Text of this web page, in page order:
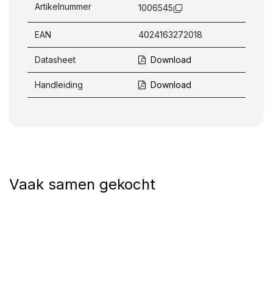
Artikelnummer 1006545
EAN 4024163272018
Datasheet Download
Handleiding Download
Vaak samen gekocht